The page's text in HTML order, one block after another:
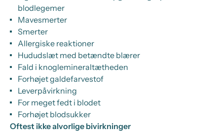
blodlegemer
Mavesmerter
Smerter
Allergiske reaktioner
Hududslæt med betændte blærer
Fald i knoglemineraltætheden
Forhøjet galdefarvestof
Leverpåvirkning
For meget fedt i blodet
Forhøjet blodsukker
Oftest ikke alvorlige bivirkninger